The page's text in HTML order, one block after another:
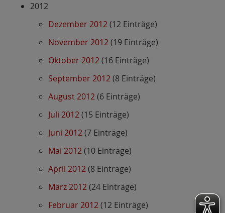
2012
Dezember 2012(12 Einträge)
November 2012(19 Einträge)
Oktober 2012(16 Einträge)
September 2012(8 Einträge)
August 2012(6 Einträge)
Juli 2012(15 Einträge)
Juni 2012(7 Einträge)
Mai 2012(10 Einträge)
April 2012(8 Einträge)
März 2012(24 Einträge)
Februar 2012(12 Einträge)